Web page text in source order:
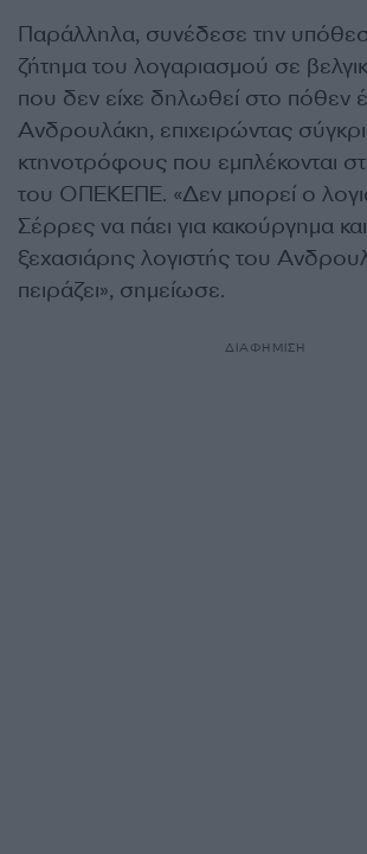
Παράλληλα, συνέδεσε την
ζήτημα του λογαριασμού σε
που δεν είχε δηλωθεί στο πόθεν
Ανδρουλάκη, επιχειρώντας
κτηνοτρόφους που εμπλέκονται
του ΟΠΕΚΕΠΕ. «Δεν μπορεί ο
Σέρρες να πάει για κακούργημα
ξεχασιάρης λογιστής του
πειράζει», σημείωσε.
ΔΙΑΦΗΜΙΣΗ